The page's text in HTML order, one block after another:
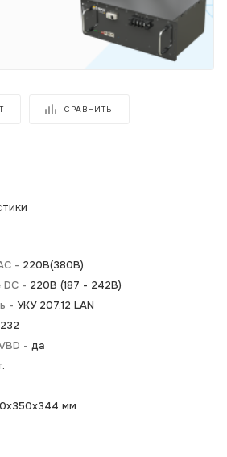
СРАВНИТЬ
- 220В(380В)
- 220В (187 - 242В)
- УКУ 207.12 LAN
- да
мм